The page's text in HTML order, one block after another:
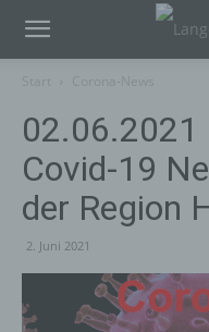
02.06.2021
Covid-19
der Region
2. Juni 2021